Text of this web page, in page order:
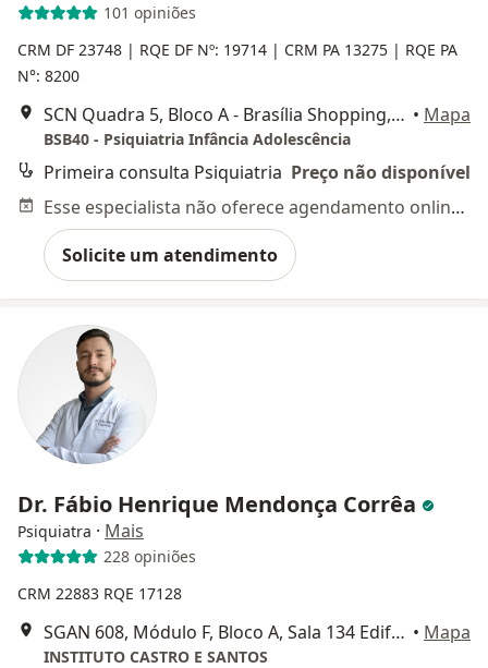
101 opiniões
CRM DF 23748 | RQE DF Nº: 19714 | CRM PA 13275 | RQE PA
N°: 8200
SCN Quadra 5, Bloco A - Brasília Shopping, Torre Norte, Sala 822, Brasília • Mapa
BSB40 - Psiquiatria Infância Adolescência
Primeira consulta Psiquiatria Preço não disponível
Esse especialista não oferece agendamento online para esse endereço.
Solicite um atendimento
Dr. Fábio Henrique Mendonça Corrêa
Psiquiatra · Mais
228 opiniões
CRM 22883 RQE 17128
SGAN 608, Módulo F, Bloco A, Sala 134 Edifício Life Asa Norte - Brasília/DF, Brasília • Mapa
INSTITUTO CASTRO E SANTOS